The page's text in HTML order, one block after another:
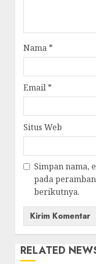
Nama *
Email *
Situs Web
Simpan nama,
pada
berikutnya.
RELATED